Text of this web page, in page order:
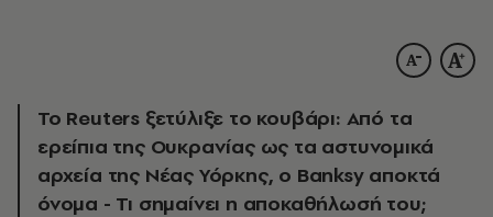
Το Reuters ξετύλιξε το κουβάρι: Από τα
ερείπια της Ουκρανίας ως τα αστυνομικά
αρχεία της Νέας Υόρκης, ο Banksy αποκτά
όνομα - Τι σημαίνει η αποκαθήλωσή του;